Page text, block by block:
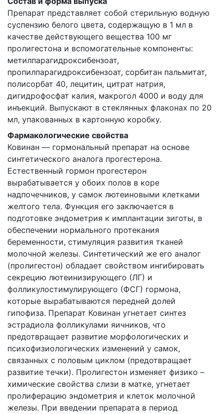
Препарат представляет собой стерильную водную
суспензию белого цвета, содержащую в 1 мл в
качестве действующего вещества 100 мг
пролигестона и вспомогательные компоненты:
метилпарагидроксибензоат,
пропилпарагидроксибензоат, сорбитан пальмитат,
полисорбат 40, лецитин, цитрат натрия,
дигидрофосфат калия, макрогол 4000 и воду для
инъекций. Выпускают в стеклянных флаконах по 20
мл, упакованных в картонную коробку.
Фармакологические свойства
Ковинан — гормональный препарат на основе
синтетического аналога прогестерона.
Естественный гормон прогестерон
вырабатывается у обоих полов в коре
надпочечников, у самок лютеиновыми клетками
желтого тела. Функция его заключается в
подготовке эндометрия к имплантации зиготы, в
обеспечении нормального протекания
беременности, стимуляция развития тканей
молочной железы. Синтетический же его аналог
(пролигестон) обладает свойством ингибировать
секрецию лютеинизирующего (ЛГ) и
фолликулостимулирующего (ФСГ) гормона,
которые вырабатываются передней долей
гипофиза. Препарат Ковинан угнетает синтез
эстрадиола фолликулами яичников, что
предотвращает развитие морфологических и
психофизиологических изменений у самок,
связанных с половым циклом (предотвращает
развитие течки). Пролигестон изменяет физико –
химические свойства слизи в матке, угнетает
пролиферацию эндометрия и клеток молочной
железы. При введении препарата в период